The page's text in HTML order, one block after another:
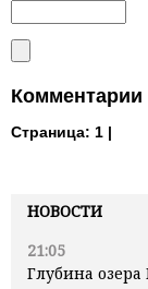
НОВОСТИ
21:05
Глубина озера
Комментарии
Страница: 1 |